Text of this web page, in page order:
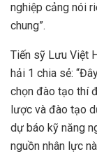
nghiệp cảng nói
chung”.
Tiến sỹ Lưu Việt
hải 1 chia sẻ:
chọn đào tạo thí
lược và đào tạo
dự báo kỹ năng
nguồn nhân lực